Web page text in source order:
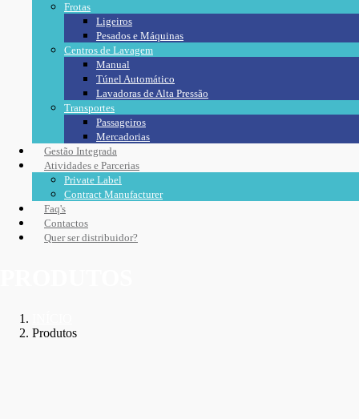
Frotas
Ligeiros
Pesados e Máquinas
Centros de Lavagem
Manual
Túnel Automático
Lavadoras de Alta Pressão
Transportes
Passageiros
Mercadorias
Gestão Integrada
Atividades e Parcerias
Private Label
Contract Manufacturer
Faq's
Contactos
Quer ser distribuidor?
Produtos